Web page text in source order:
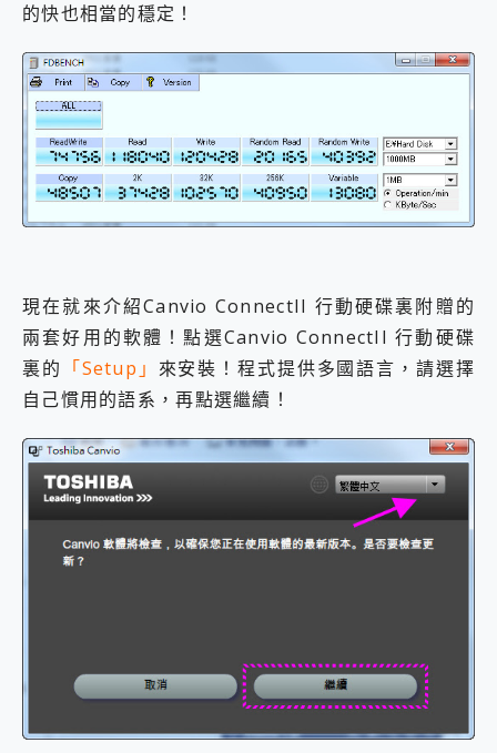
的快也相當的穩定！
現在就來介紹Canvio ConnectII 行動硬碟裏附贈的
兩套好用的軟體！點選Canvio ConnectII 行動硬碟
裏的 「Setup」 來安裝！程式提供多國語言，請選擇
自己慣用的語系，再點選繼續！